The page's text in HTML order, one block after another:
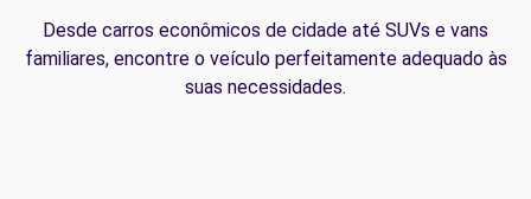
Desde carros econômicos de cidade até SUVs e vans
familiares, encontre o veículo perfeitamente adequado às
suas necessidades.